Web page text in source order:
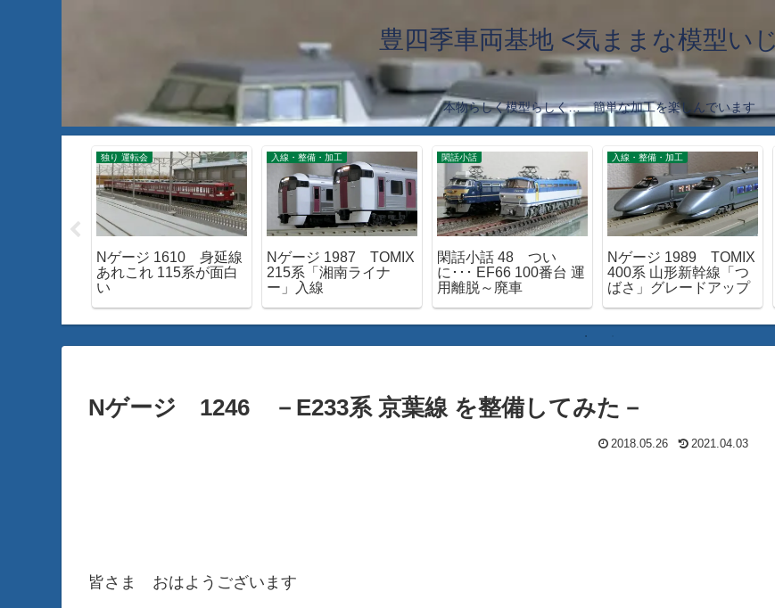
豊四季車両基地 <気ままな模型い
本物らしく模型らしく… 簡単な加工を楽しんでいます
独り 運転会
Nゲージ 1610 身延線
あれこれ 115系が面白
い
入線・整備・加工
Nゲージ 1987 TOMIX
215系「湘南ライナ
ー」入線
閑話小話
閑話小話 48 つい
に･･･ EF66 100番台 運
用離脱～廃車
入線・整備・加工
Nゲージ 1989 TOMIX
400系 山形新幹線「つ
ばさ」グレードアップ
Nゲージ 1246 －E233系 京葉線 を整備してみた－
2018.05.26 2021.04.03
皆さま おはようございます